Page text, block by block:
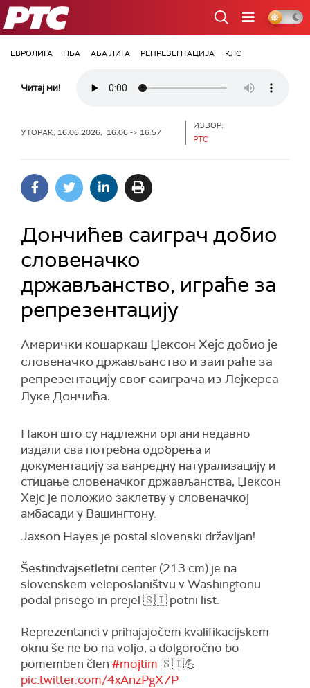
РТС
ЕВРОЛИГА НБА АБА ЛИГА РЕПРЕЗЕНТАЦИЈА КЛС
Читај ми!
УТОРАК, 16.06.2026, 16:06 -> 16:57
ИЗВОР:
РТС
Дончићев саиграч добио
словеначко
држављанство, играће за
репрезентацију
Амерички кошаркаш Џексон Хејс добио је
словеначко држављанство и заиграће за
репрезентацију свог саиграча из Лејкерса
Луке Дончића.
Након што су надлежни органи недавно
издали сва потребна одобрења и
документацију за ванредну натурализацију и
стицање словеначког држављанства, Џексон
Хејс је положио заклетву у словеначкој
амбасади у Вашингтону.
Jaxson Hayes je postal slovenski državljan!
Šestindvajsetletni center (213 cm) je na
slovenskem veleposlaništvu v Washingtonu
podal prisego in prejel 🇸🇮 potni list.
Reprezentanci v prihajajočem kvalifikacijskem
oknu še ne bo na voljo, a dolgoročno bo
pomemben člen #mojtim 🇸🇮💪
pic.twitter.com/4xAnzPgX7P